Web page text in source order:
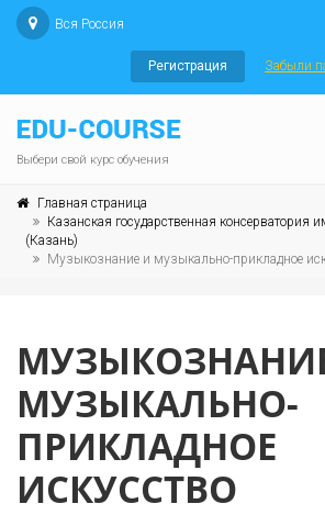
Вся Россия
Регистрация Забыли
Выбери свой курс обучения
Главная страница
Казанская государственная консерватория
(Казань)
Музыкознание и музыкально-прикладное
МУЗЫКАЛЬНО-
ПРИКЛАДНОЕ
ИСКУССТВО